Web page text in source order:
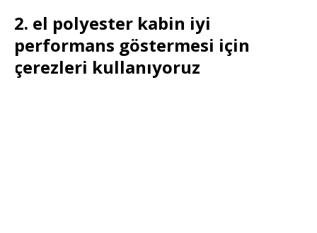
2. el polyester kabin iyi
performans göstermesi için
çerezleri kullanıyoruz